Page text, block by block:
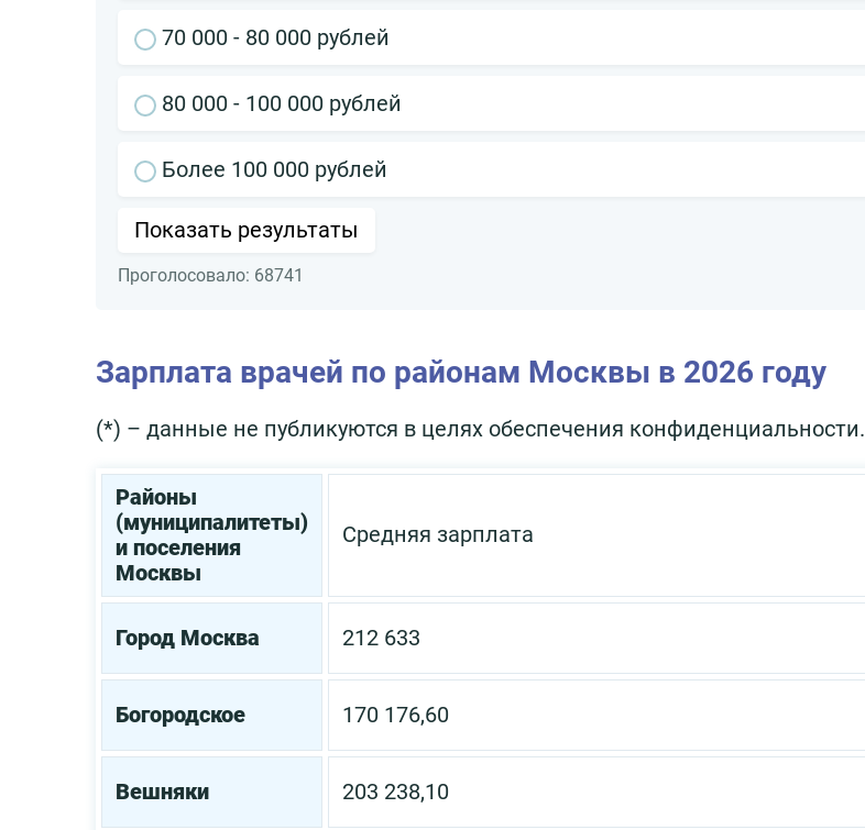
70 000 - 80 000 рублей
80 000 - 100 000 рублей
Более 100 000 рублей
Показать результаты
Проголосовало: 68741
Зарплата врачей по районам Москвы в 2026 году
(*) – данные не публикуются в целях обеспечения конфиденциальности.
Районы
(муниципалитеты)
и поселения
Москвы
Средняя зарплата
Город Москва 212 633
Богородское 170 176,60
Вешняки 203 238,10